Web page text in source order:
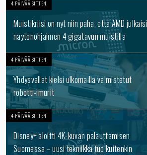
4 PÄIVÄÄ SITTEN
Muistikriisi on nyt niin paha, että AMD julkaisi
näytönohjaimen 4 gigatavun muistilla
4 PÄIVÄÄ SITTEN
Yhdysvallat kielsi ulkomailla valmistetut
robotti-imurit
4 PÄIVÄÄ SITTEN
Disney+ aloitti 4K-kuvan palauttamisen
Suomessa – uusi tekniikka tuo kuitenkin